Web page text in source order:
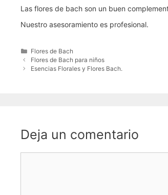
Las flores de bach son un buen
Nuestro asesoramiento es profesional.
Categorías
Flores de Bach
Flores de Bach para niños
Esencias Florales y Flores Bach.
Deja un comentario